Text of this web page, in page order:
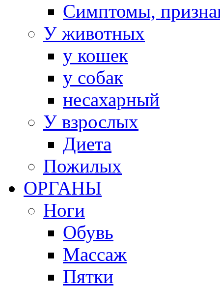
Симптомы,
У животных
у кошек
у собак
несахарный
У взрослых
Диета
Пожилых
ОРГАНЫ
Ноги
Обувь
Массаж
Пятки